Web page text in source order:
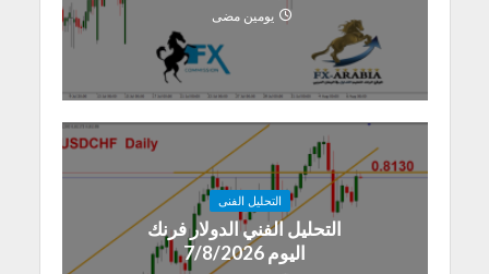
يومين مضى
التحليل الفنى
التحليل الفني الدولار فرنك
اليوم 7/8/2026